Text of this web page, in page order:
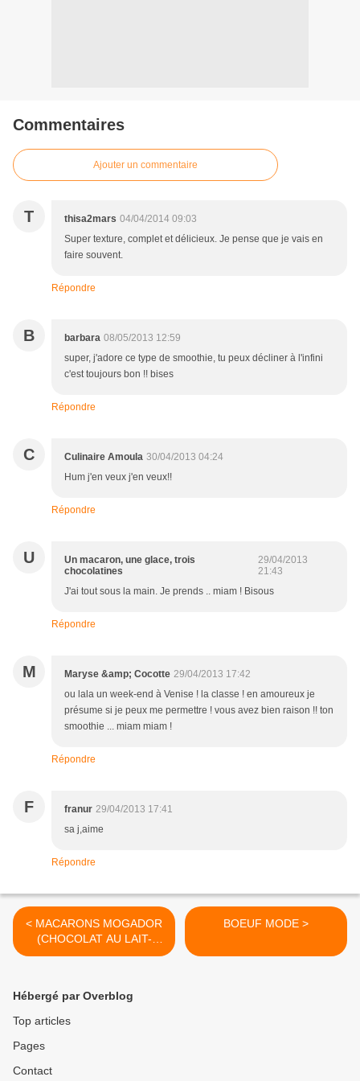
Commentaires
Ajouter un commentaire
T thisa2mars 04/04/2014 09:03
Super texture, complet et délicieux. Je pense que je vais en
faire souvent.
Répondre
B barbara 08/05/2013 12:59
super, j'adore ce type de smoothie, tu peux décliner à l'infini
c'est toujours bon !! bises
Répondre
C Culinaire Amoula 30/04/2013 04:24
Hum j'en veux j'en veux!!
Répondre
U
Un macaron, une glace, trois
chocolatines
29/04/2013
21:43
J'ai tout sous la main. Je prends .. miam ! Bisous
Répondre
M Maryse &amp; Cocotte 29/04/2013 17:42
ou lala un week-end à Venise ! la classe ! en amoureux je
présume si je peux me permettre ! vous avez bien raison !! ton
smoothie ... miam miam !
Répondre
F franur 29/04/2013 17:41
sa j,aime
Répondre
< MACARONS MOGADOR
(CHOCOLAT AU LAIT-
FRUIT DE LA PASSION)
BOEUF MODE >
Hébergé par Overblog
Top articles
Pages
Contact